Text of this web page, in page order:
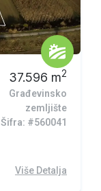
37.596 m2
Građevinsko
zemljište
Šifra: #560041
Više Detalja